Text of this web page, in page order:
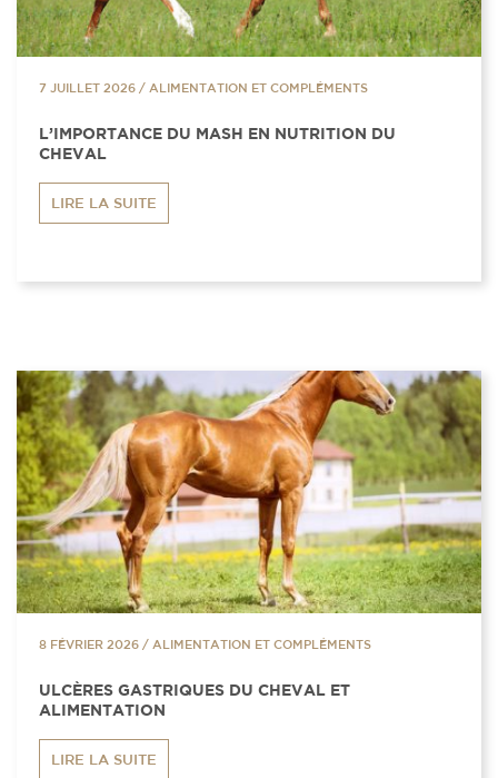
7 JUILLET 2026 / ALIMENTATION ET COMPLÉMENTS
L’IMPORTANCE DU MASH EN NUTRITION DU
CHEVAL
LIRE LA SUITE
8 FÉVRIER 2026 / ALIMENTATION ET COMPLÉMENTS
ULCÈRES GASTRIQUES DU CHEVAL ET
ALIMENTATION
LIRE LA SUITE